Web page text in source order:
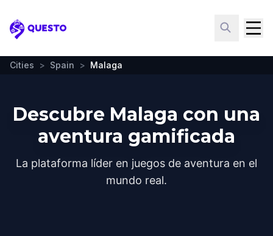
Questo
Cities > Spain > Malaga
Descubre Malaga con una
aventura gamificada
La plataforma líder en juegos de aventura en el
mundo real.